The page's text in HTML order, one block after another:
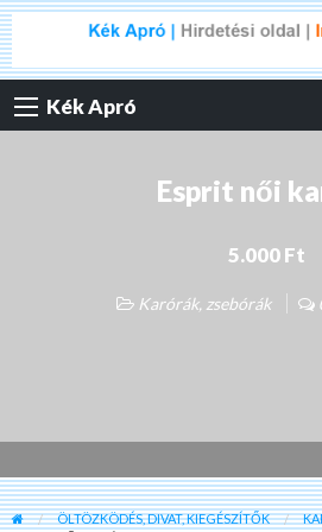
Kék Apró
Esprit női
5.000 Ft
Karórák, zsebórák
ÖLTÖZKÖDÉS, DIVAT, KIEGÉSZÍTŐK